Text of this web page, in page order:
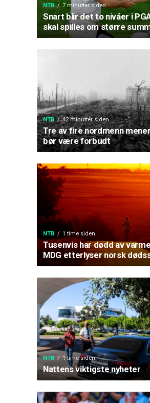
NTB 7 minutter siden
Snart blir det to nivåer i
skal spilles om større
NTB 42 minutter siden
Tre av fire nordmenn
bør være forbudt
NTB 1 time siden
Tusenvis har dødd av
MDG etterlyser norsk
NTB 1 time siden
Nattens viktigste nyheter